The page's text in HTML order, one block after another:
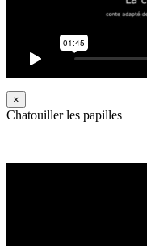
×
Chatouiller les papilles